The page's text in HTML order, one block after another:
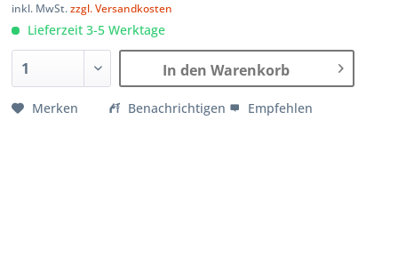
inkl. MwSt.zzgl. Versandkosten
Lieferzeit 3-5 Werktage
In den Warenkorb
Merken Benachrichtigen Empfehlen